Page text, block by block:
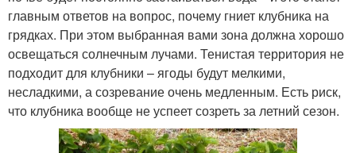
главным ответов на вопрос, почему гниет клубника на
грядках. При этом выбранная вами зона должна хорошо
освещаться солнечным лучами. Тенистая территория не
подходит для клубники – ягоды будут мелкими,
несладкими, а созревание очень медленным. Есть риск,
что клубника вообще не успеет созреть за летний сезон.